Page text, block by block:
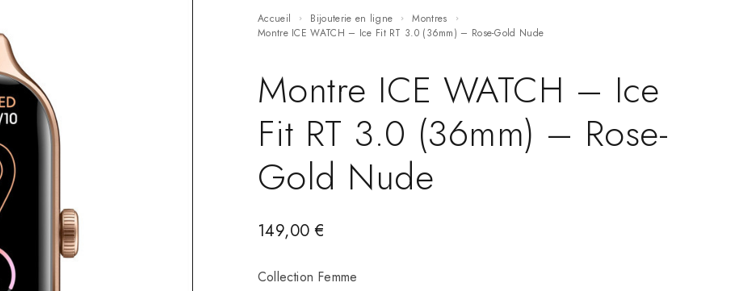
Accueil Bijouterie en ligne
Montres
Montre ICE WATCH – Ice Fit RT 3.0 (36mm) – Rose-Gold Nude
Montre ICE WATCH – Ice
Fit RT 3.0 (36mm) – Rose-
Gold Nude
149,00€
Collection Femme